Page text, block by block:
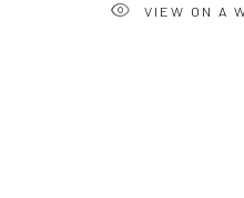
VIEW ON A